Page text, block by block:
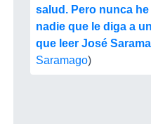
salud. Pero nunca
nadie que le diga a
que leer José
Saramago)